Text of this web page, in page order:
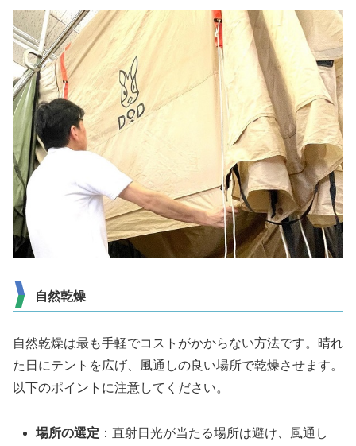
自然乾燥
自然乾燥は最も手軽でコストがかからない方法です。晴れ
た日にテントを広げ、風通しの良い場所で乾燥させます。
以下のポイントに注意してください。
場所の選定 ：直射日光が当たる場所は避け、風通し